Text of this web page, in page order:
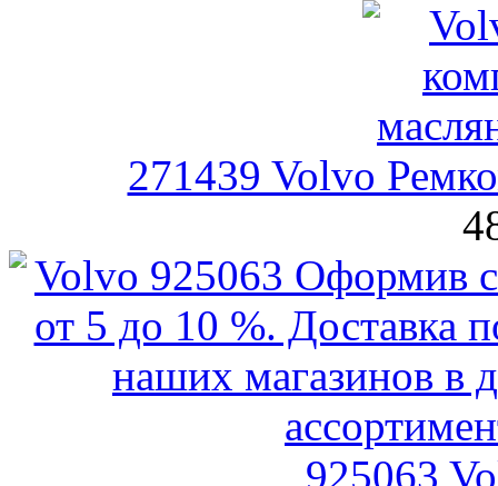
271439 Volvo
925063